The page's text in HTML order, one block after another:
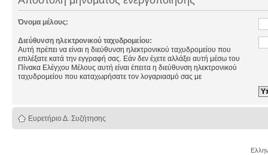
Όνομα μέλους:
Διεύθυνση ηλεκτρονικού ταχυδρομείου:
Αυτή πρέπει να είναι η διεύθυνση ηλεκτρονικού ταχυδρομείου που
επιλέξατε κατά την εγγραφή σας. Εάν δεν έχετε αλλάξει αυτή μέσω του
Πίνακα Ελέγχου Μέλους αυτή είναι έπειτα η διεύθυνση ηλεκτρονικού
ταχυδρομείου που καταχωρήσατε τον λογαριασμό σας με
Ευρετήριο Δ. Συζήτησης